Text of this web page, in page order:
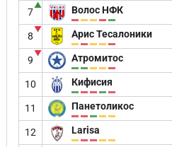
7
▲ Волос НФК
8
▼ Арис Тесалоники
9
▼ Атромитос
10 Кифисия
11 Панетоликос
12 Larisa